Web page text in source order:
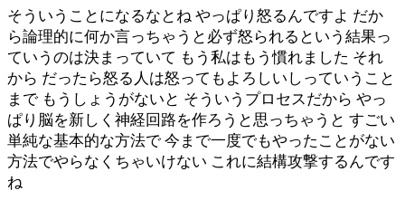
そういうことになるなとね やっぱり怒るんですよ だか
ら論理的に何か言っちゃうと必ず怒られるという結果っ
ていうのは決まっていて もう私はもう慣れました それ
から だったら怒る人は怒ってもよろしいしっていうこと
まで もうしょうがないと そういうプロセスだから やっ
ぱり脳を新しく神経回路を作ろうと思っちゃうと すごい
単純な基本的な方法で 今まで一度でもやったことがない
方法でやらなくちゃいけない これに結構攻撃するんです
ね